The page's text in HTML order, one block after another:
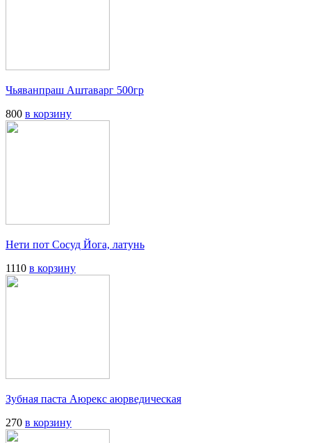
Чьяванпраш Аштаварг 500гр
800 в корзину
Нети пот Сосуд Йога, латунь
1110 в корзину
Зубная паста Аюрекс аюрведическая
270 в корзину